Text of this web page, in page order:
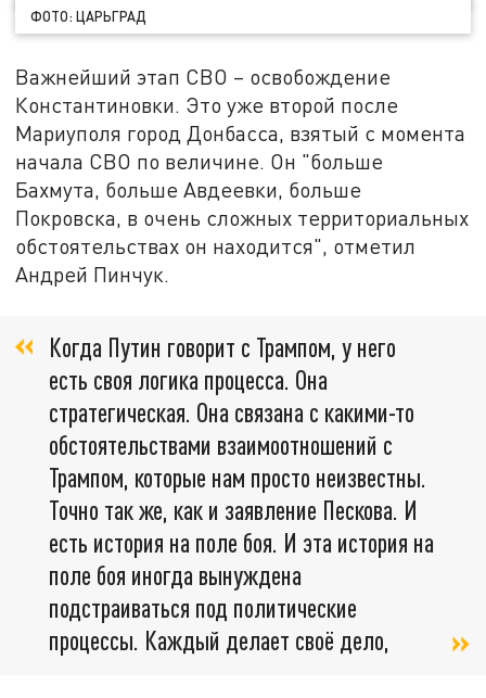
ФОТО: ЦАРЬГРАД
Важнейший этап СВО – освобождение
Константиновки. Это уже второй после
Мариуполя город Донбасса, взятый с момента
начала СВО по величине. Он "больше
Бахмута, больше Авдеевки, больше
Покровска, в очень сложных территориальных
обстоятельствах он находится", отметил
Андрей Пинчук.
Когда Путин говорит с Трампом, у него
есть своя логика процесса. Она
стратегическая. Она связана с какими-то
обстоятельствами взаимоотношений с
Трампом, которые нам просто неизвестны.
Точно так же, как и заявление Пескова. И
есть история на поле боя. И эта история на
поле боя иногда вынуждена
подстраиваться под политические
процессы. Каждый делает своё дело,